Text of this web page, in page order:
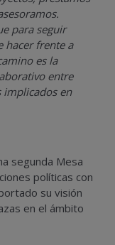
para seguir
hacer frente a
es la
entre
implicados en
segunda Mesa
políticas con
su visión
en el ámbito